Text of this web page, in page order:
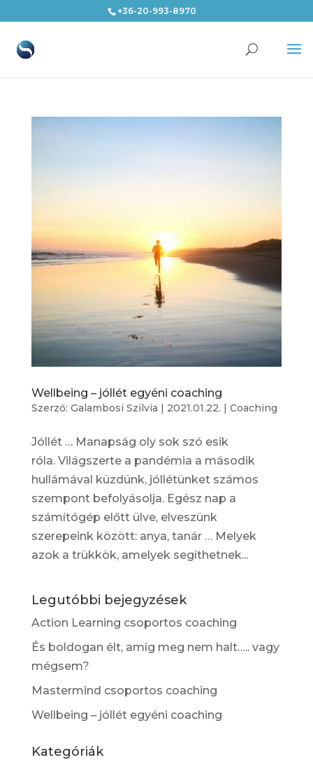
+36-20-993-8970
Wellbeing – jóllét egyéni coaching
Szerző: Galambosi Szilvia 2021.01.22. Coaching
Jóllét … Manapság oly sok szó esik
róla. Világszerte a pandémia a második
hullámával küzdünk, jóllétünket számos
szempont befolyásolja. Egész nap a
számítógép előtt ülve, elveszünk
szerepeink között: anya, tanár … Melyek
azok a trükkök, amelyek segíthetnek...
Legutóbbi bejegyzések
Action Learning csoportos coaching
És boldogan élt, amíg meg nem halt….. vagy
mégsem?
Mastermind csoportos coaching
Wellbeing – jóllét egyéni coaching
Kategóriák